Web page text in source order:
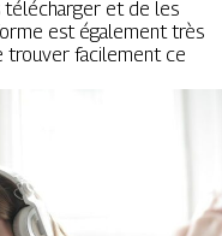
télécharger et de les
est également très
trouver facilement ce